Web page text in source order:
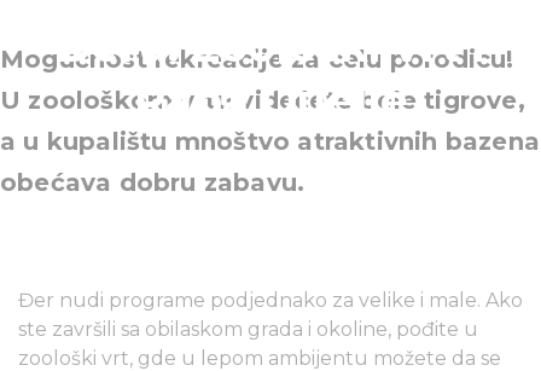
Đeru: Zoološki vrt i
Raba Quelle
Mogućnost rekreacije za celu porodicu!
U zoološkom vrtu videćete bele tigrove,
a u kupalištu mnoštvo atraktivnih bazena
obećava dobru zabavu.
Đer nudi programe podjednako za velike i male. Ako
ste završili sa obilaskom grada i okoline, pođite u
zoološki vrt, gde u lepom ambijentu možete da se